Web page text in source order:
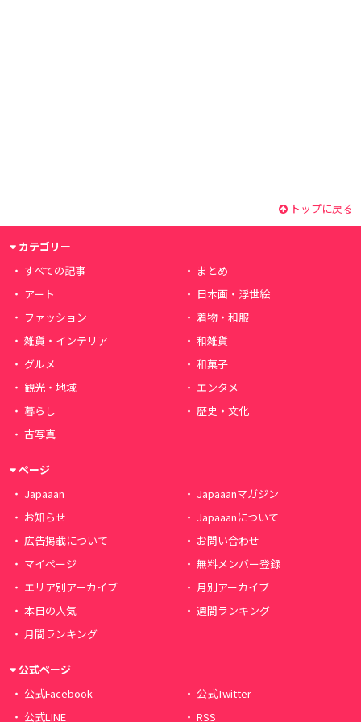
トップに戻る
カテゴリー
すべての記事
まとめ
アート
日本画・浮世絵
ファッション
着物・和服
雑貨・インテリア
和雑貨
グルメ
和菓子
観光・地域
エンタメ
暮らし
歴史・文化
古写真
ページ
Japaaan
Japaaanマガジン
お知らせ
Japaaanについて
広告掲載について
お問い合わせ
マイページ
無料メンバー登録
エリア別アーカイブ
月別アーカイブ
本日の人気
週間ランキング
月間ランキング
公式ページ
公式Facebook
公式Twitter
公式LINE
RSS